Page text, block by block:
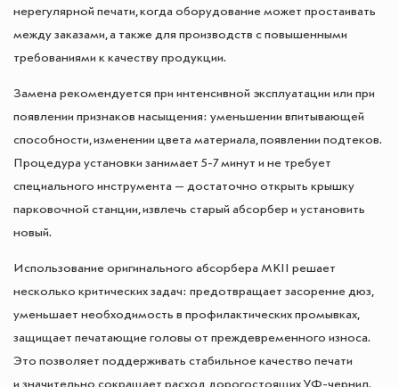
нерегулярной печати, когда оборудование может простаивать
между заказами, а также для производств с повышенными
требованиями к качеству продукции.
Замена рекомендуется при интенсивной эксплуатации или при
появлении признаков насыщения: уменьшении впитывающей
способности, изменении цвета материала, появлении подтеков.
Процедура установки занимает 5-7 минут и не требует
специального инструмента — достаточно открыть крышку
парковочной станции, извлечь старый абсорбер и установить
новый.
Использование оригинального абсорбера MKII решает
несколько критических задач: предотвращает засорение дюз,
уменьшает необходимость в профилактических промывках,
защищает печатающие головы от преждевременного износа.
Это позволяет поддерживать стабильное качество печати
и значительно сокращает расход дорогостоящих УФ-чернил.